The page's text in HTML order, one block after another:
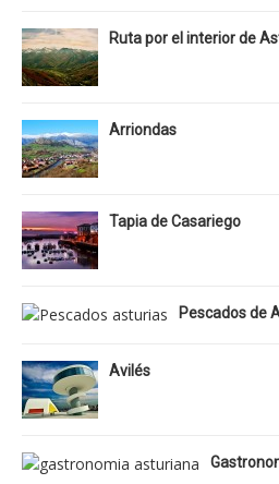
Ruta por el interior de
Arriondas
Tapia de Casariego
Pescados de
Avilés